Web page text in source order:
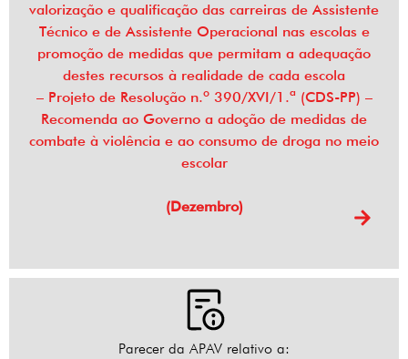
valorização e qualificação das carreiras de Assistente
Técnico e de Assistente Operacional nas escolas e
promoção de medidas que permitam a adequação
destes recursos à realidade de cada escola
– Projeto de Resolução n.º 390/XVI/1.ª (CDS-PP) –
Recomenda ao Governo a adoção de medidas de
combate à violência e ao consumo de droga no meio
escolar
(Dezembro)
Parecer da APAV relativo a: